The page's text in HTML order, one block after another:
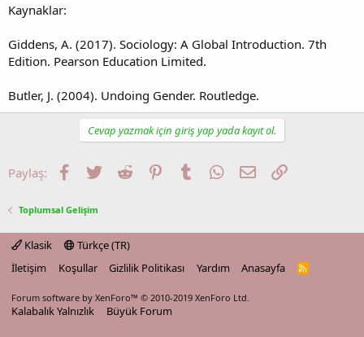
Kaynaklar:
Giddens, A. (2017). Sociology: A Global Introduction. 7th
Edition. Pearson Education Limited.
Butler, J. (2004). Undoing Gender. Routledge.
Cevap yazmak için giriş yap yada kayıt ol.
Paylaş: Facebook
TwitterReddit PinterestTumblrWhatsApp
E-postaLink
Toplumsal Gelişim
Klasik
Türkçe (TR)
İletişim
Koşullar Gizlilik Politikası Yardım Anasayfa
R
Forum software by XenForo™ © 2010-2019 XenForo Ltd.
Kalabalık Yalnızlık Büyük Forum